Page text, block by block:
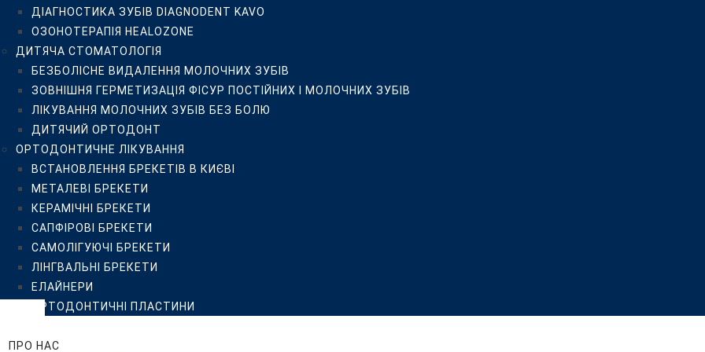
САПФІРОВІ БРЕКЕТИ
САМОЛІГУЮЧІ БРЕКЕТИ
ЛІНГВАЛЬНІ БРЕКЕТИ
ЕЛАЙНЕРИ
ОРТОДОНТИЧНІ ПЛАСТИНИ
ЦІНИ
ПРО НАС
КЛІНІКА ISTOMATOLOG
КОМАНДА
ВІДГУКИ
ПРИКЛАДИ РОБІТ
БЛОГ
FAQ
ПАЦІЄНТУ
РЕКОМЕНДАЦІЇ
РЕКОМЕНДАЦІЇ ПІСЛЯ ПРОФЕСІЙНОЇ ГІГІЄНИ, ВІДБІЛЮВАННЯ, ВСТАНОВЛЕННЯ КЕРАМІЧНИХ ВІНІРІВ ТА
ДІАГНОСТИКА ЗУБІВ DIAGNODENT KAVO
ОЗОНОТЕРАПІЯ HEALOZONE
ДИТЯЧА СТОМАТОЛОГІЯ
БЕЗБОЛІСНЕ ВИДАЛЕННЯ МОЛОЧНИХ ЗУБІВ
ЗОВНІШНЯ ГЕРМЕТИЗАЦІЯ ФІСУР ПОСТІЙНИХ І МОЛОЧНИХ ЗУБІВ
ЛІКУВАННЯ МОЛОЧНИХ ЗУБІВ БЕЗ БОЛЮ
ДИТЯЧИЙ ОРТОДОНТ
ОРТОДОНТИЧНЕ ЛІКУВАННЯ
ВСТАНОВЛЕННЯ БРЕКЕТІВ В КИЄВІ
МЕТАЛЕВІ БРЕКЕТИ
КЕРАМІЧНІ БРЕКЕТИ
САПФІРОВІ БРЕКЕТИ
САМОЛІГУЮЧІ БРЕКЕТИ
ЛІНГВАЛЬНІ БРЕКЕТИ
ЕЛАЙНЕРИ
ОРТОДОНТИЧНІ ПЛАСТИНИ
ПРО НАС